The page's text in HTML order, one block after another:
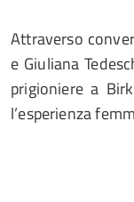
Attraverso
e Giuliana
prigioniere a
l’esperienza